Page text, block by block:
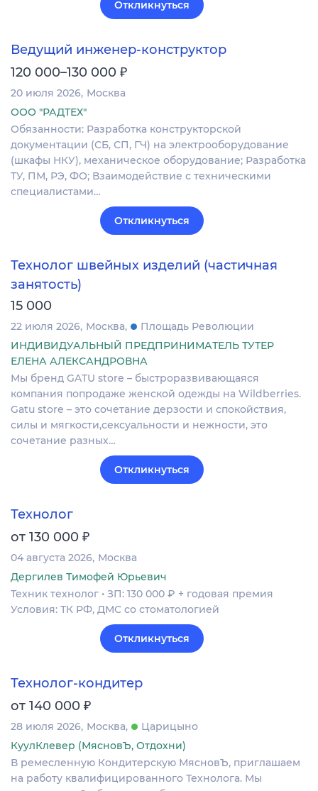
Откликнуться
Ведущий инженер-конструктор
120 000–130 000 ₽
20 июля 2026 Москва
ООО "РАДТЕХ"
Обязанности: Разработка конструкторской
документации (СБ, СП, ГЧ) на электрооборудование
(шкафы НКУ), механическое оборудование; Разработка
ТУ, ПМ, РЭ, ФО; Взаимодействие с техническими
специалистами…
Откликнуться
Технолог швейных изделий (частичная
занятость)
15 000
22 июля 2026 Москва
Площадь Революции
ИНДИВИДУАЛЬНЫЙ ПРЕДПРИНИМАТЕЛЬ ТУТЕР
ЕЛЕНА АЛЕКСАНДРОВНА
Мы бренд GATU store – быстроразвивающаяся
компания попродаже женской одежды на Wildberries.
Gatu store – это сочетание дерзости и спокойствия,
силы и мягкости,сексуальности и нежности, это
сочетание разных…
Откликнуться
Технолог
от 130 000 ₽
04 августа 2026 Москва
Дергилев Тимофей Юрьевич
Техник технолог • ЗП: 130 000 ₽ + годовая премия
Условия: ТК РФ, ДМС со стоматологией
Откликнуться
Технолог-кондитер
от 140 000 ₽
28 июля 2026 Москва
Царицыно
КуулКлевер (МясновЪ, Отдохни)
В ремесленную Кондитерскую МясновЪ, приглашаем
на работу квалифицированного Технолога. Мы